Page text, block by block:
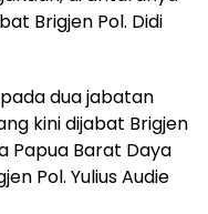
Brigjen Pol. Didi
dua jabatan
kini dijabat Brigjen
Papua Barat Daya
Pol. Yulius Audie